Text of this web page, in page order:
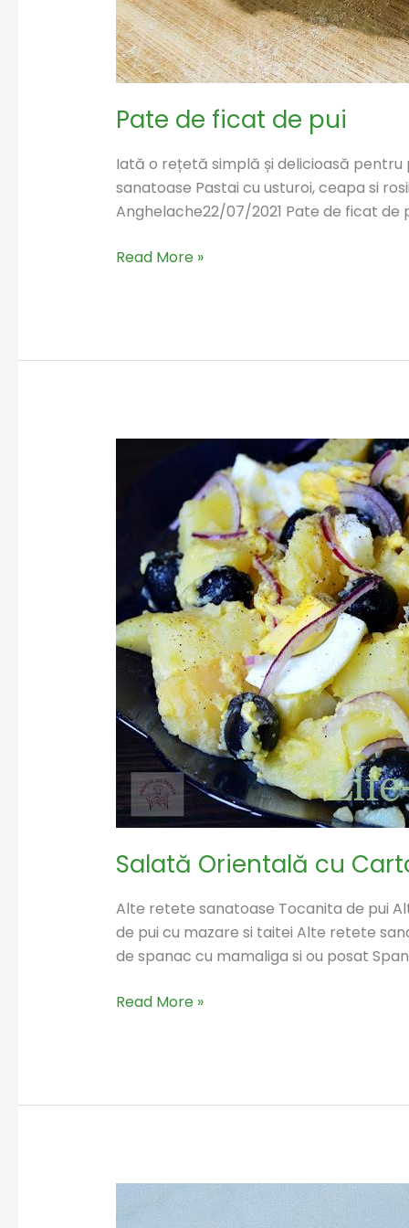
Pate de ficat de pui
Iată o rețetă simplă și delicioasă
sanatoase Pastai cu usturoi, ceapa si
Anghelache22/07/2021 Pate de ficat
Read More »
Salată Orientală cu
Alte retete sanatoase Tocanita de pui
de pui cu mazare si taitei Alte retete
de spanac cu mamaliga si ou posat
Read More »